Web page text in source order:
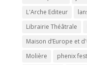
L'Arche Editeur
Librairie Théâtrale
Maison d’Europe et
Molière
phenix